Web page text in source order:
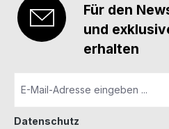
Für den
und
erhalten
Datenschutz